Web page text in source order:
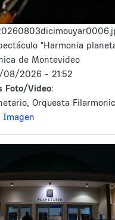
"Harmonía
de Montevideo
2026 - 21:52
Foto/Video:
Orquesta
Imagen